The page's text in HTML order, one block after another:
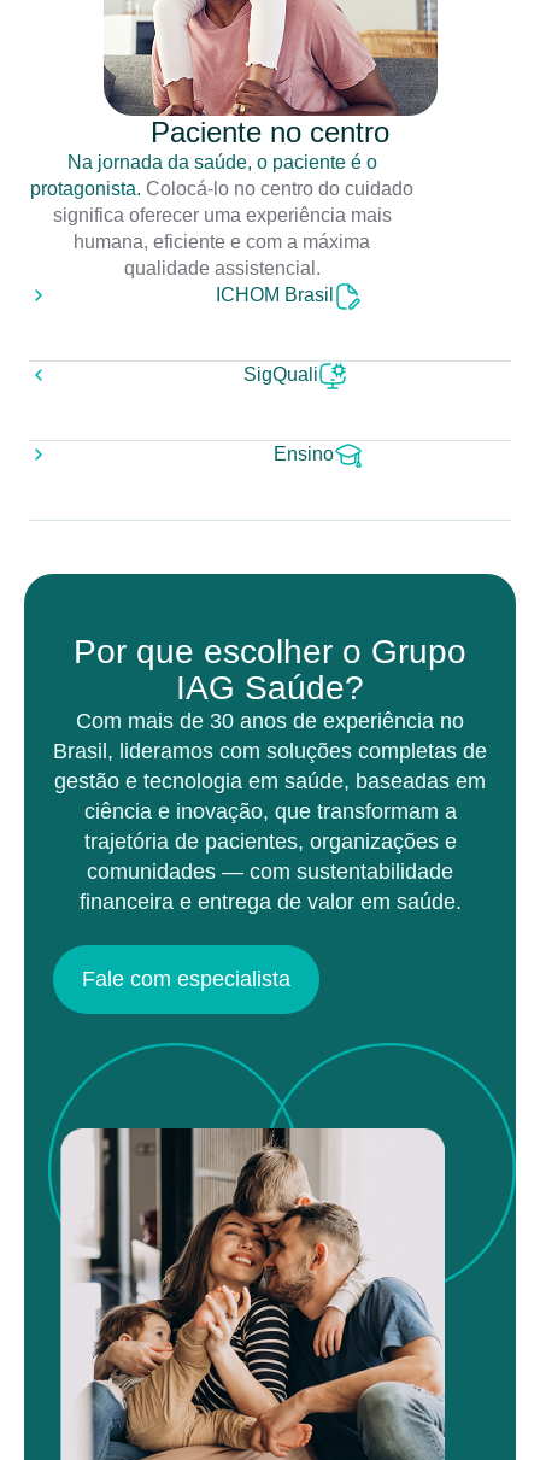
Paciente no centro
Na jornada da saúde, o paciente é o
protagonista. Colocá-lo no centro do cuidado
significa oferecer uma experiência mais
humana, eficiente e com a máxima
qualidade assistencial.
ICHOM Brasil
SigQuali
Ensino
Por que escolher o Grupo
IAG Saúde?
Com mais de 30 anos de experiência no
Brasil, lideramos com soluções completas de
gestão e tecnologia em saúde, baseadas em
ciência e inovação, que transformam a
trajetória de pacientes, organizações e
comunidades — com sustentabilidade
financeira e entrega de valor em saúde.
Fale com especialista